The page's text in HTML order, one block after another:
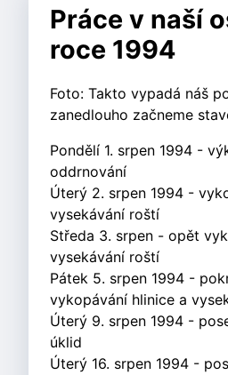
Práce v naší
roce 1994
Foto: Takto vypadá náš
zanedlouho začneme
Pondělí 1. srpen 1994 -
oddrnování
Úterý 2. srpen 1994 -
vysekávání roští
Středa 3. srpen - opět
vysekávání roští
Pátek 5. srpen 1994 -
vykopávání hlinice a
Úterý 9. srpen 1994 -
úklid
Úterý 16. srpen 1994 -